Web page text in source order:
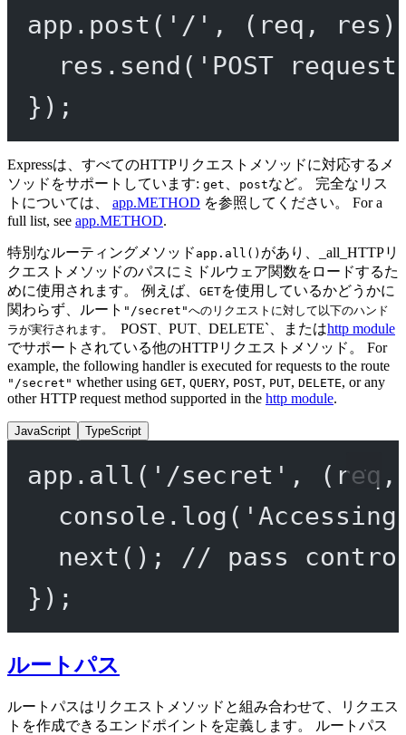
app. post ( '/' , ( req , res
res. send ( 'POST
});
Expressは、すべてのHTTPリクエストメソッドに対応するメ
ソッドをサポートしています: get 、 postなど。 完全なリス
トについては、 app.METHOD を参照してください。 For a
full list, see app.METHOD.
特別なルーティングメソッド app.all() があり、_all_HTTPリ
クエストメソッドのパスにミドルウェア関数をロードするた
めに使用されます。 例えば、 GETを使用しているかどうかに
関わらず、ルート "/secret"へのリクエストに対して以下のハンド
ラが実行されます。 POST、 PUT、 DELETE`、またはhttp module
でサポートされている他のHTTPリクエストメソッド。 For
example, the following handler is executed for requests to the route
"/secret" whether using GET, QUERY, POST, PUT, DELETE, or any
other HTTP request method supported in the http module.
JavaScript TypeScript
app. all ( '/secret' , ( req
console. log (
next ();
// pass
});
ルートパス
ルートパスはリクエストメソッドと組み合わせて、リクエス
トを作成できるエンドポイントを定義します。 ルートパス